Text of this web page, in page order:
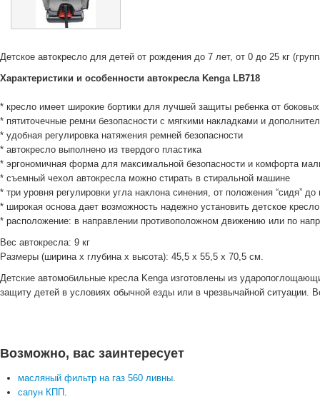
Детское автокресло для детей от рождения до 7 лет, от 0 до 25 кг
Характеристики и особенности автокресла Kenga LB718
* кресло имеет широкие бортики для лучшей защиты ребенка от
* пятиточечные ремни безопасности с мягкими накладками и
* удобная регулировка натяжения ремней безопасности
* автокресло выполнено из твердого пластика
* эргономичная форма для максимальной безопасности и комфорта
* съемный чехол автокресла можно стирать в стиральной машине
* три уровня регулировки угла наклона синения, от положения “сидя”
* широкая основа дает возможность надежно установить детское
* расположение: в направлении противоположном движению или по
Вес автокресла: 9 кг
Размеры (ширина х глубина х высота): 45,5 х 55,5 х 70,5 см.
Детские автомобильные кресла Kenga изготовлены из
защиту детей в условиях обычной езды или в чрезвычайной
Возможно, вас заинтересует
масляный фильтр на газ 560 ливны.
сапун КПП .